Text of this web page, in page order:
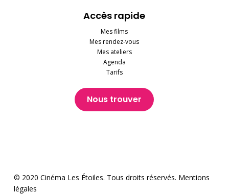
Accès rapide
Mes films
Mes rendez-vous
Mes ateliers
Agenda
Tarifs
Nous trouver
© 2020 Cinéma Les Étoiles. Tous droits réservés. Mentions
légales